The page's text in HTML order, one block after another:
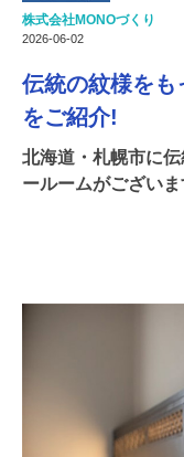
動画
かたなび
すまいリング
Q＆A
お気に入り
株式会社MONOづくり
2026-06-02
伝統の紋様をも
をご紹介!
北海道・札幌市に
ールームがございま